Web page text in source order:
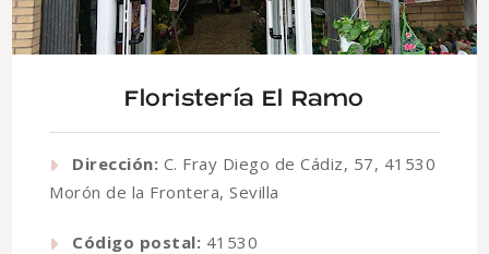
Floristería El Ramo
Dirección: C. Fray Diego de Cádiz, 57, 41530
Morón de la Frontera, Sevilla
Código postal: 41530